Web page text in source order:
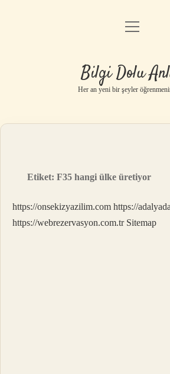
Anasayfa
Yasal Uyarı
menüyü
Bilgi Dolu
Her an yeni bir şeyler
Etiket:F35 hangi ülke üretiyor
https://onsekizyazilim.com https://
https://webrezervasyon.com.tr Sitemap